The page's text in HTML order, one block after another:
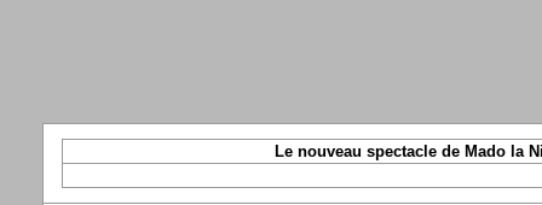
Le nouveau spectacle de Mado la